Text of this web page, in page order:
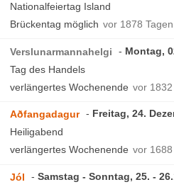
Nationalfeiertag Island
Brückentag möglich vor 1878 Tagen
Verslunarmannahelgi
Montag,
Tag des Handels
verlängertes Wochenende vor 1832
Aðfangadagur
Freitag, 24.
Heiligabend
verlängertes Wochenende vor 1688
Jól
Samstag - Sonntag, 25. -